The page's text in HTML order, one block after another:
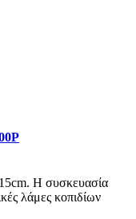
Η συσκευασία
λάμες κοπιδίων